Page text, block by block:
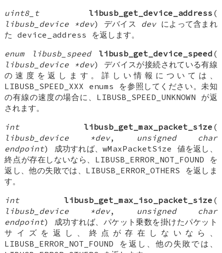
uint8_t
libusb_get_device_address (
libusb_device *dev) デバイス devによって含まれ
た device_address を返します。
enum libusb_speed
libusb_get_device_speed (
libusb_device *dev) デバイスが接続されている有線
の速度を返します。詳しい情報については、
LIBUSB_SPEED_XXX enums を参照してください。未知
の有線の速度の場合に、LIBUSB_SPEED_UNKNOWN が返
されます。
int
libusb_get_max_packet_size (
libusb_device *dev, unsigned char
endpoint) 成功すれば、wMaxPacketSize 値を返し、
終点が存在しないなら、LIBUSB_ERROR_NOT_FOUND を
返し、他の失敗では、LIBUSB_ERROR_OTHERS を返しま
す。
int
libusb_get_max_iso_packet_size (
libusb_device *dev, unsigned char
endpoint) 成功すれば、パケット乗数を掛けたパケット
サイズを返し、終点が存在しないなら、
LIBUSB_ERROR_NOT_FOUND を返し、他の失敗では、